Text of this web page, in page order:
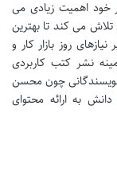
خود اهمیت زیادی می
می کند تا بهترین
روز بازار کار و
نشر کتب کاربردی
چون محسن
به ارائه محتوای